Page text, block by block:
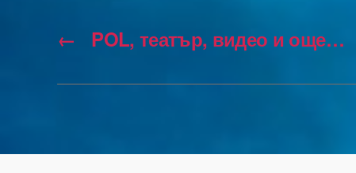
← POL, театър, видео и още…